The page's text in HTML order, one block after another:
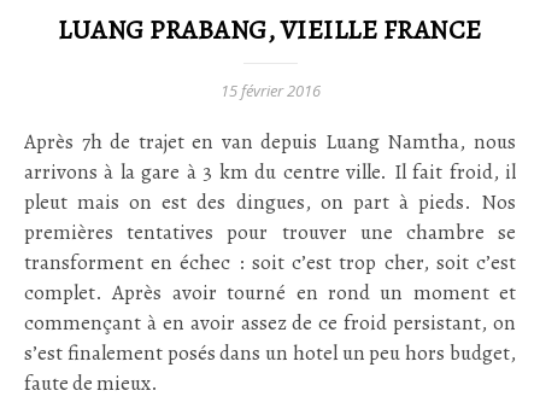
LUANG PRABANG, VIEILLE FRANCE
15 février 2016
Après 7h de trajet en van depuis Luang Namtha, nous
arrivons à la gare à 3 km du centre ville. Il fait froid, il
pleut mais on est des dingues, on part à pieds. Nos
premières tentatives pour trouver une chambre se
transforment en échec : soit c’est trop cher, soit c’est
complet. Après avoir tourné en rond un moment et
commençant à en avoir assez de ce froid persistant, on
s’est finalement posés dans un hotel un peu hors budget,
faute de mieux.